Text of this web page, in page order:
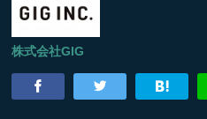
株式会社GIG